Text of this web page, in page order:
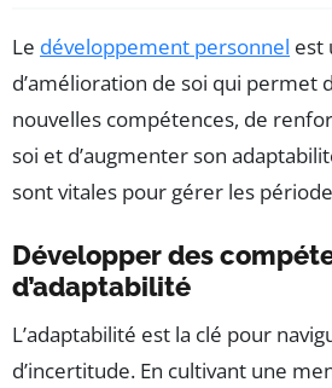
Le développement personnel est
d’amélioration de soi qui permet
nouvelles compétences, de
soi et d’augmenter son
sont vitales pour gérer les
Développer des
d’adaptabilité
L’adaptabilité est la clé pour
d’incertitude. En cultivant une